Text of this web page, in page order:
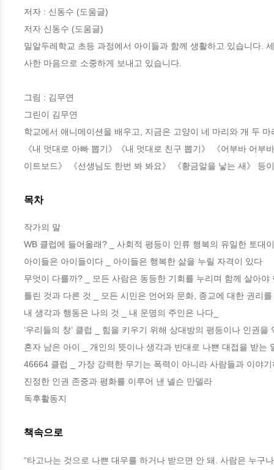
저자 : 신동수 (도움글)
저자 신동수 (도움글)
밀알두레학교 초등 과정에서 아이들과 함께 생활하고 있습니다.
사한 마음으로 소중하게 보내고 있습니다.
그림 : 김무연
그린이 김무연
학교에서 애니메이션을 배우고, 지금은 고양이 네 마리와 개 두
《내 멋대로 아빠 뽑기》《내 멋대로 친구 뽑기》 《어부바 어
이트보드》 《선생님도 한번 봐 봐요》 《황금알을 낳는 새》 등
목차
작가의 말
WB 클럽에 들어올래? _ 사회적 평등이 인류 행복의 유일한 토대
아이들은 아이들이다 _ 아이들은 행복한 삶을 누릴 자격이 있다
무엇이 다를까? _ 모든 사람은 동등한 기회를 누리며 함께 살아야
틀린 것과 다른 것 _ 모든 시민은 언어와 문화, 종교에 대한 권리
내 생각과 행동은 나의 것 _ 내 운명의 주인은 나다_
‘우리들의 창’ 클럽 _ 힘을 키우기 위해 상대방의 평등이나 인권
혼자 남은 아이 _ 개인의 뜻이나 생각과 반대로 나쁜 대접을 받
46664 클럽 _ 가장 강력한 무기는 폭력이 아니라 사람들과 이야
진정한 인권 존중과 평화를 이루어 낸 넬슨 만델라
독후활동지
책속으로
“타고나는 것으로 나쁜 대우를 하거나 받으면 안 돼. 사람은 누구